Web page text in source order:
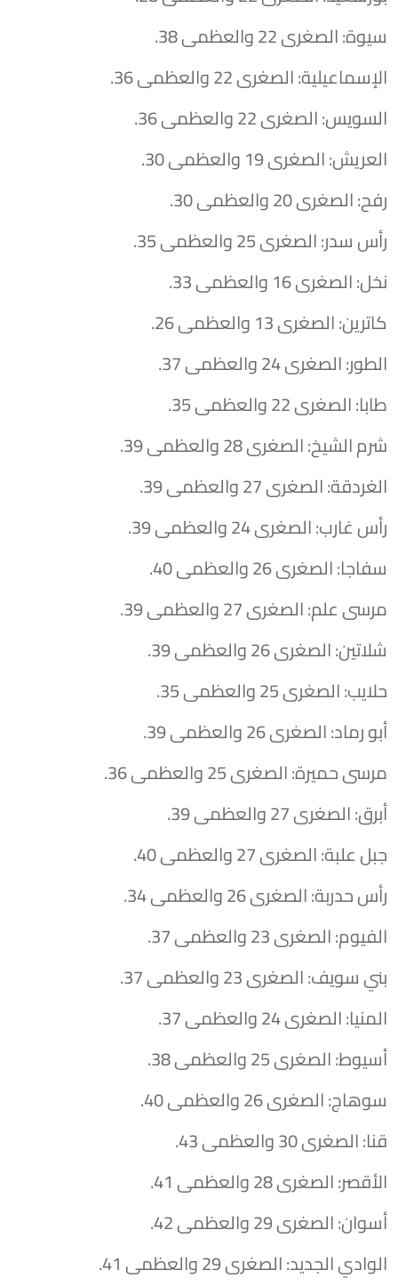
سيوة: الصغرى 22 والعظمى 38.
الإسماعيلية: الصغرى 22 والعظمى 36.
السويس: الصغرى 22 والعظمى 36.
العريش: الصغرى 19 والعظمى 30.
رفح: الصغرى 20 والعظمى 30.
رأس سدر: الصغرى 25 والعظمى 35.
نخل: الصغرى 16 والعظمى 33.
كاترين: الصغرى 13 والعظمى 26.
الطور: الصغرى 24 والعظمى 37.
طابا: الصغرى 22 والعظمى 35.
شرم الشيخ: الصغرى 28 والعظمى 39.
الغردقة: الصغرى 27 والعظمى 39.
رأس غارب: الصغرى 24 والعظمى 39.
سفاجا: الصغرى 26 والعظمى 40.
مرسى علم: الصغرى 27 والعظمى 39.
شلاتين: الصغرى 26 والعظمى 39.
حلايب: الصغرى 25 والعظمى 35.
أبو رماد: الصغرى 26 والعظمى 39.
مرسى حميرة: الصغرى 25 والعظمى 36.
أبرق: الصغرى 27 والعظمى 39.
جبل علبة: الصغرى 27 والعظمى 40.
رأس حدربة: الصغرى 26 والعظمى 34.
الفيوم: الصغرى 23 والعظمى 37.
بني سويف: الصغرى 23 والعظمى 37.
المنيا: الصغرى 24 والعظمى 37.
أسيوط: الصغرى 25 والعظمى 38.
سوهاج: الصغرى 26 والعظمى 40.
قنا: الصغرى 30 والعظمى 43.
الأقصر: الصغرى 28 والعظمى 41.
أسوان: الصغرى 29 والعظمى 42.
الوادي الجديد: الصغرى 29 والعظمى 41.